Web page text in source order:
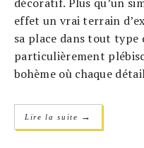
effet un vrai terrain
sa place dans tout type
particulièrement
bohème où chaque
Lire la suite →